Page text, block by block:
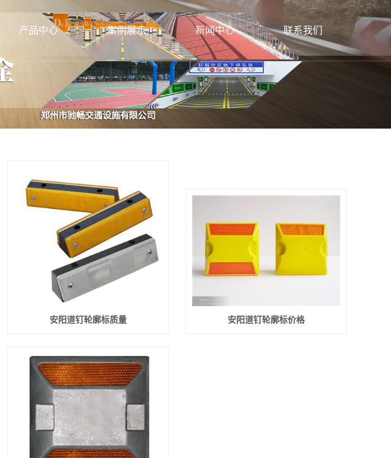
产品中心
安阳交通设备标线
安阳标识标牌
安阳彩色防滑路面
安阳交通信号灯
安阳其他交通安全产品
案例展示
标线施工
标牌生产安装
彩色防滑路面
路灯安装施工
护栏施工安装
新闻中心
公司新闻
行业新闻
联系我们
联系方式
安阳道钉轮廓标质量 安阳道钉轮廓标价格